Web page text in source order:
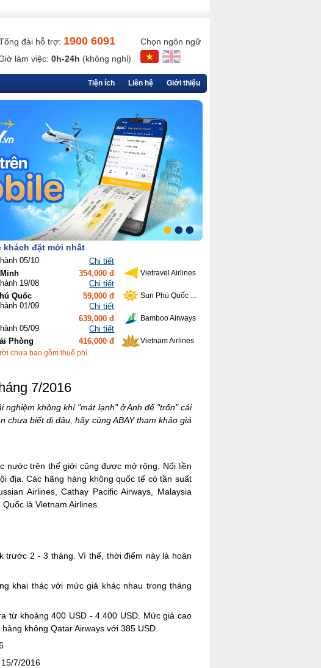
đài hỗ trợ: 1900 6091
làm việc: 0h-24h (không nghỉ)
Chọn ngôn ngữ
Giới thiệu
Liên hệ
Tiện ích
khách đặt mới nhất
354,000 đ
Chi tiết
Vietravel Airlines
Quốc 59,000 đ
Chi tiết
Sun Phú Quốc Airways
639,000 đ
Chi tiết
Bamboo Airways
Phòng 416,000 đ
Chi tiết
Vietnam Airlines
chưa bao gồm thuế phí
7/2016
không khí "mát lạnh" ở Anh để "trốn" cái
biết đi đâu, hãy cùng ABAY tham khảo giá
nước trên thế giới cũng được mở rộng. Nối liền
địa. Các hãng hàng không quốc tế có tần suất
Airlines, Cathay Pacific Airways, Malaysia
là Vietnam Airlines.
trước 2 - 3 tháng. Vì thế, thời điểm này là hoàn
khai thác với mức giá khác nhau trong tháng
từ khoảng 400 USD - 4.400 USD. Mức giá cao
không Qatar Airways với 385 USD.
7/2016